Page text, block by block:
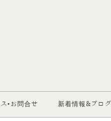
•お問合せ 新着情報&ブログ